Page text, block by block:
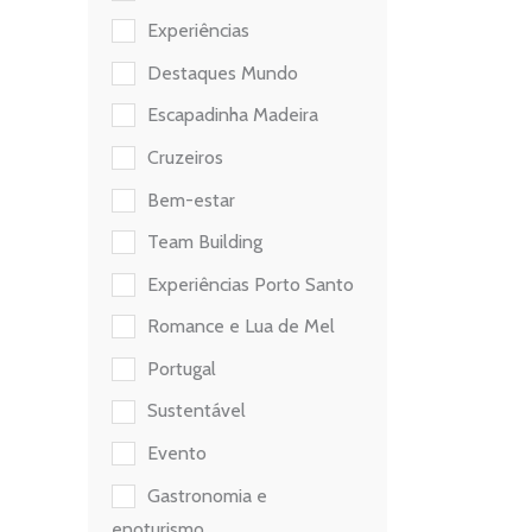
Experiências
Destaques Mundo
Escapadinha Madeira
Cruzeiros
Bem-estar
Team Building
Experiências Porto Santo
Romance e Lua de Mel
Portugal
Sustentável
Evento
Gastronomia e